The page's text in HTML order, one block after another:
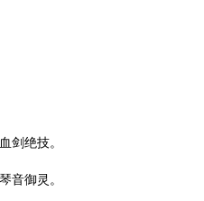
剑绝技。
音御灵。